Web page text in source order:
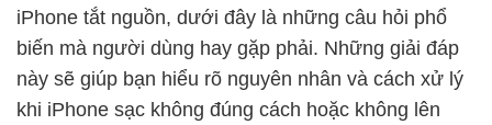
iPhone tắt nguồn, dưới đây là những câu hỏi phổ
biến mà người dùng hay gặp phải. Những giải đáp
này sẽ giúp bạn hiểu rõ nguyên nhân và cách xử lý
khi iPhone sạc không đúng cách hoặc không lên